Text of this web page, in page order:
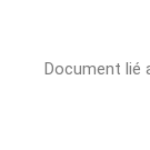
Document lié